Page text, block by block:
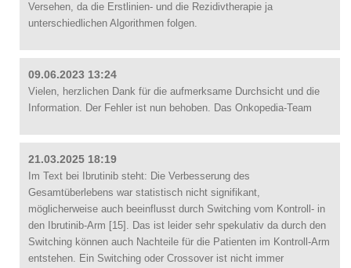
Versehen, da die Erstlinien- und die Rezidivtherapie ja
unterschiedlichen Algorithmen folgen.
09.06.2023 13:24
Vielen, herzlichen Dank für die aufmerksame Durchsicht und die
Information. Der Fehler ist nun behoben. Das Onkopedia-Team
21.03.2025 18:19
Im Text bei Ibrutinib steht: Die Verbesserung des
Gesamtüberlebens war statistisch nicht signifikant,
möglicherweise auch beeinflusst durch Switching vom Kontroll- in
den Ibrutinib-Arm [15]. Das ist leider sehr spekulativ da durch den
Switching können auch Nachteile für die Patienten im Kontroll-Arm
entstehen. Ein Switching oder Crossover ist nicht immer